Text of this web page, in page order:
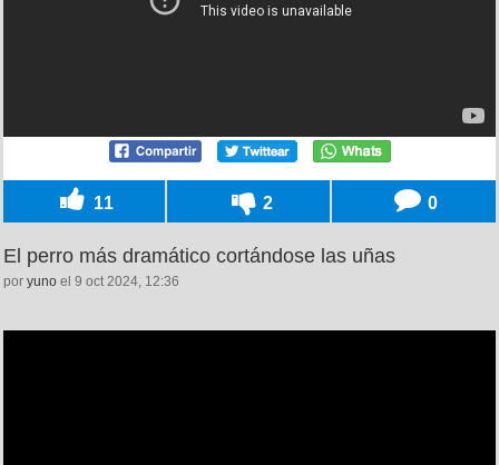
11 2 0
El perro más dramático cortándose las uñas
por yuno el 9 oct 2024, 12:36